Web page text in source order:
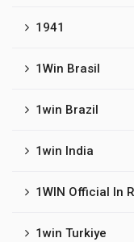
1941
1Win Brasil
1win Brazil
1win India
1WIN Official In
1win Turkiye